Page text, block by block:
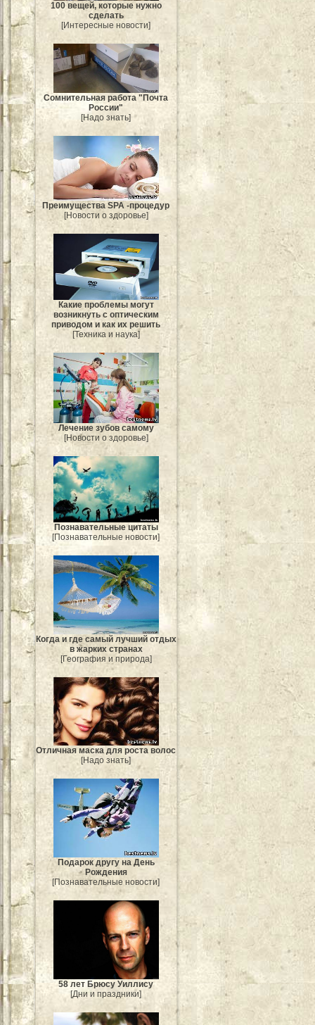
100 вещей, которые нужно
сделать
[Интересные новости]
Сомнительная работа "Почта
России"
[Надо знать]
Преимущества SPA -процедур
[Новости о здоровье]
Какие проблемы могут
возникнуть с оптическим
приводом и как их решить
[Техника и наука]
Лечение зубов самому
[Новости о здоровье]
Познавательные цитаты
[Познавательные новости]
Когда и где самый лучший отдых
в жарких странах
[География и природа]
Отличная маска для роста волос
[Надо знать]
Подарок другу на День
Рождения
[Познавательные новости]
58 лет Брюсу Уиллису
[Дни и праздники]